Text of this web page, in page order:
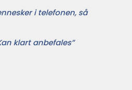
i telefonen, så
klart anbefales”